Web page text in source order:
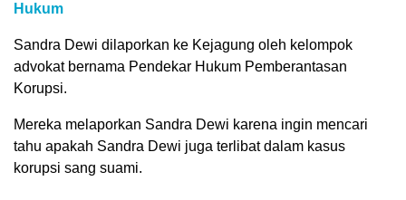
Hukum
Sandra Dewi dilaporkan ke Kejagung oleh kelompok
advokat bernama Pendekar Hukum Pemberantasan
Korupsi.
Mereka melaporkan Sandra Dewi karena ingin mencari
tahu apakah Sandra Dewi juga terlibat dalam kasus
korupsi sang suami.